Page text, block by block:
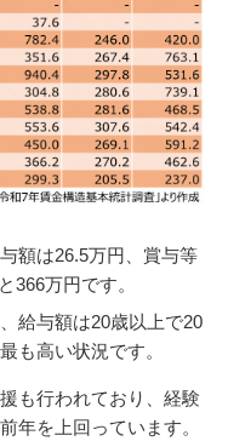
額は26.5万円、賞与等
366万円です。
給与額は20歳以上で20
も高い状況です。
も行われており、経験
年を上回っています。